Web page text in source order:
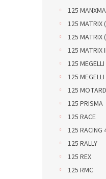
125
125 MATRIX
125 MATRIX
125 MATRIX
125
125 MEGELLI
125
125 PRISMA
125 RACE
125 RACING
125 RALLY
125 REX
125 RMC